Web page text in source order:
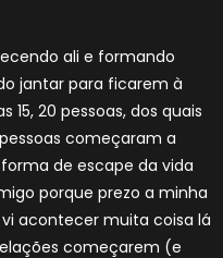
ali e formando
jantar para ficarem à
20 pessoas, dos quais
começaram a
de escape da vida
porque prezo a minha
acontecer muita coisa lá
começarem (e